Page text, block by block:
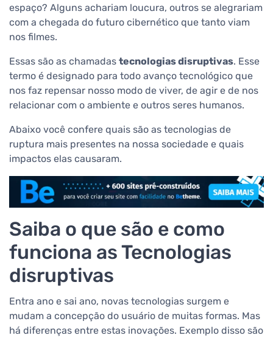
espaço? Alguns achariam loucura, outros se alegrariam
com a chegada do futuro cibernético que tanto viam
nos filmes.
Essas são as chamadas tecnologias disruptivas. Esse
termo é designado para todo avanço tecnológico que
nos faz repensar nosso modo de viver, de agir e de nos
relacionar com o ambiente e outros seres humanos.
Abaixo você confere quais são as tecnologias de
ruptura mais presentes na nossa sociedade e quais
impactos elas causaram.
Saiba o que são e como
funciona as Tecnologias
disruptivas
Entra ano e sai ano, novas tecnologias surgem e
mudam a concepção do usuário de muitas formas. Mas
há diferenças entre estas inovações. Exemplo disso são